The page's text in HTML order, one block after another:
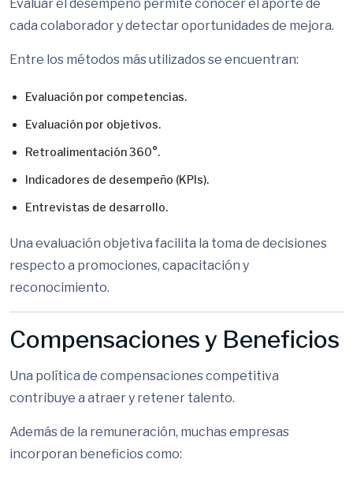
Evaluar el desempeño permite conocer el aporte de
cada colaborador y detectar oportunidades de mejora.
Entre los métodos más utilizados se encuentran:
Evaluación por competencias.
Evaluación por objetivos.
Retroalimentación 360°.
Indicadores de desempeño (KPIs).
Entrevistas de desarrollo.
Una evaluación objetiva facilita la toma de decisiones
respecto a promociones, capacitación y
reconocimiento.
Compensaciones y Beneficios
Una política de compensaciones competitiva
contribuye a atraer y retener talento.
Además de la remuneración, muchas empresas
incorporan beneficios como: